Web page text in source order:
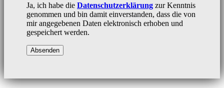
Ja, ich habe die Datenschutzerklärung zur Kenntnis
genommen und bin damit einverstanden, dass die von
mir angegebenen Daten elektronisch erhoben und
gespeichert werden.